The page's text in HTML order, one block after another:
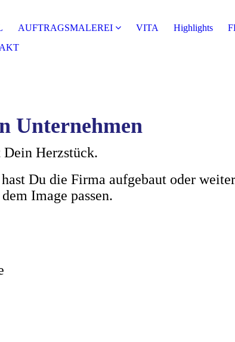
AUFTRAGSMALEREI VITA Highlights
Unternehmen
Herzstück.
Du die Firma aufgebaut oder
Image passen.